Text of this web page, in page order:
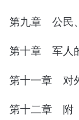
第九章 公民
第十章 军人
第十一章 对
第十二章